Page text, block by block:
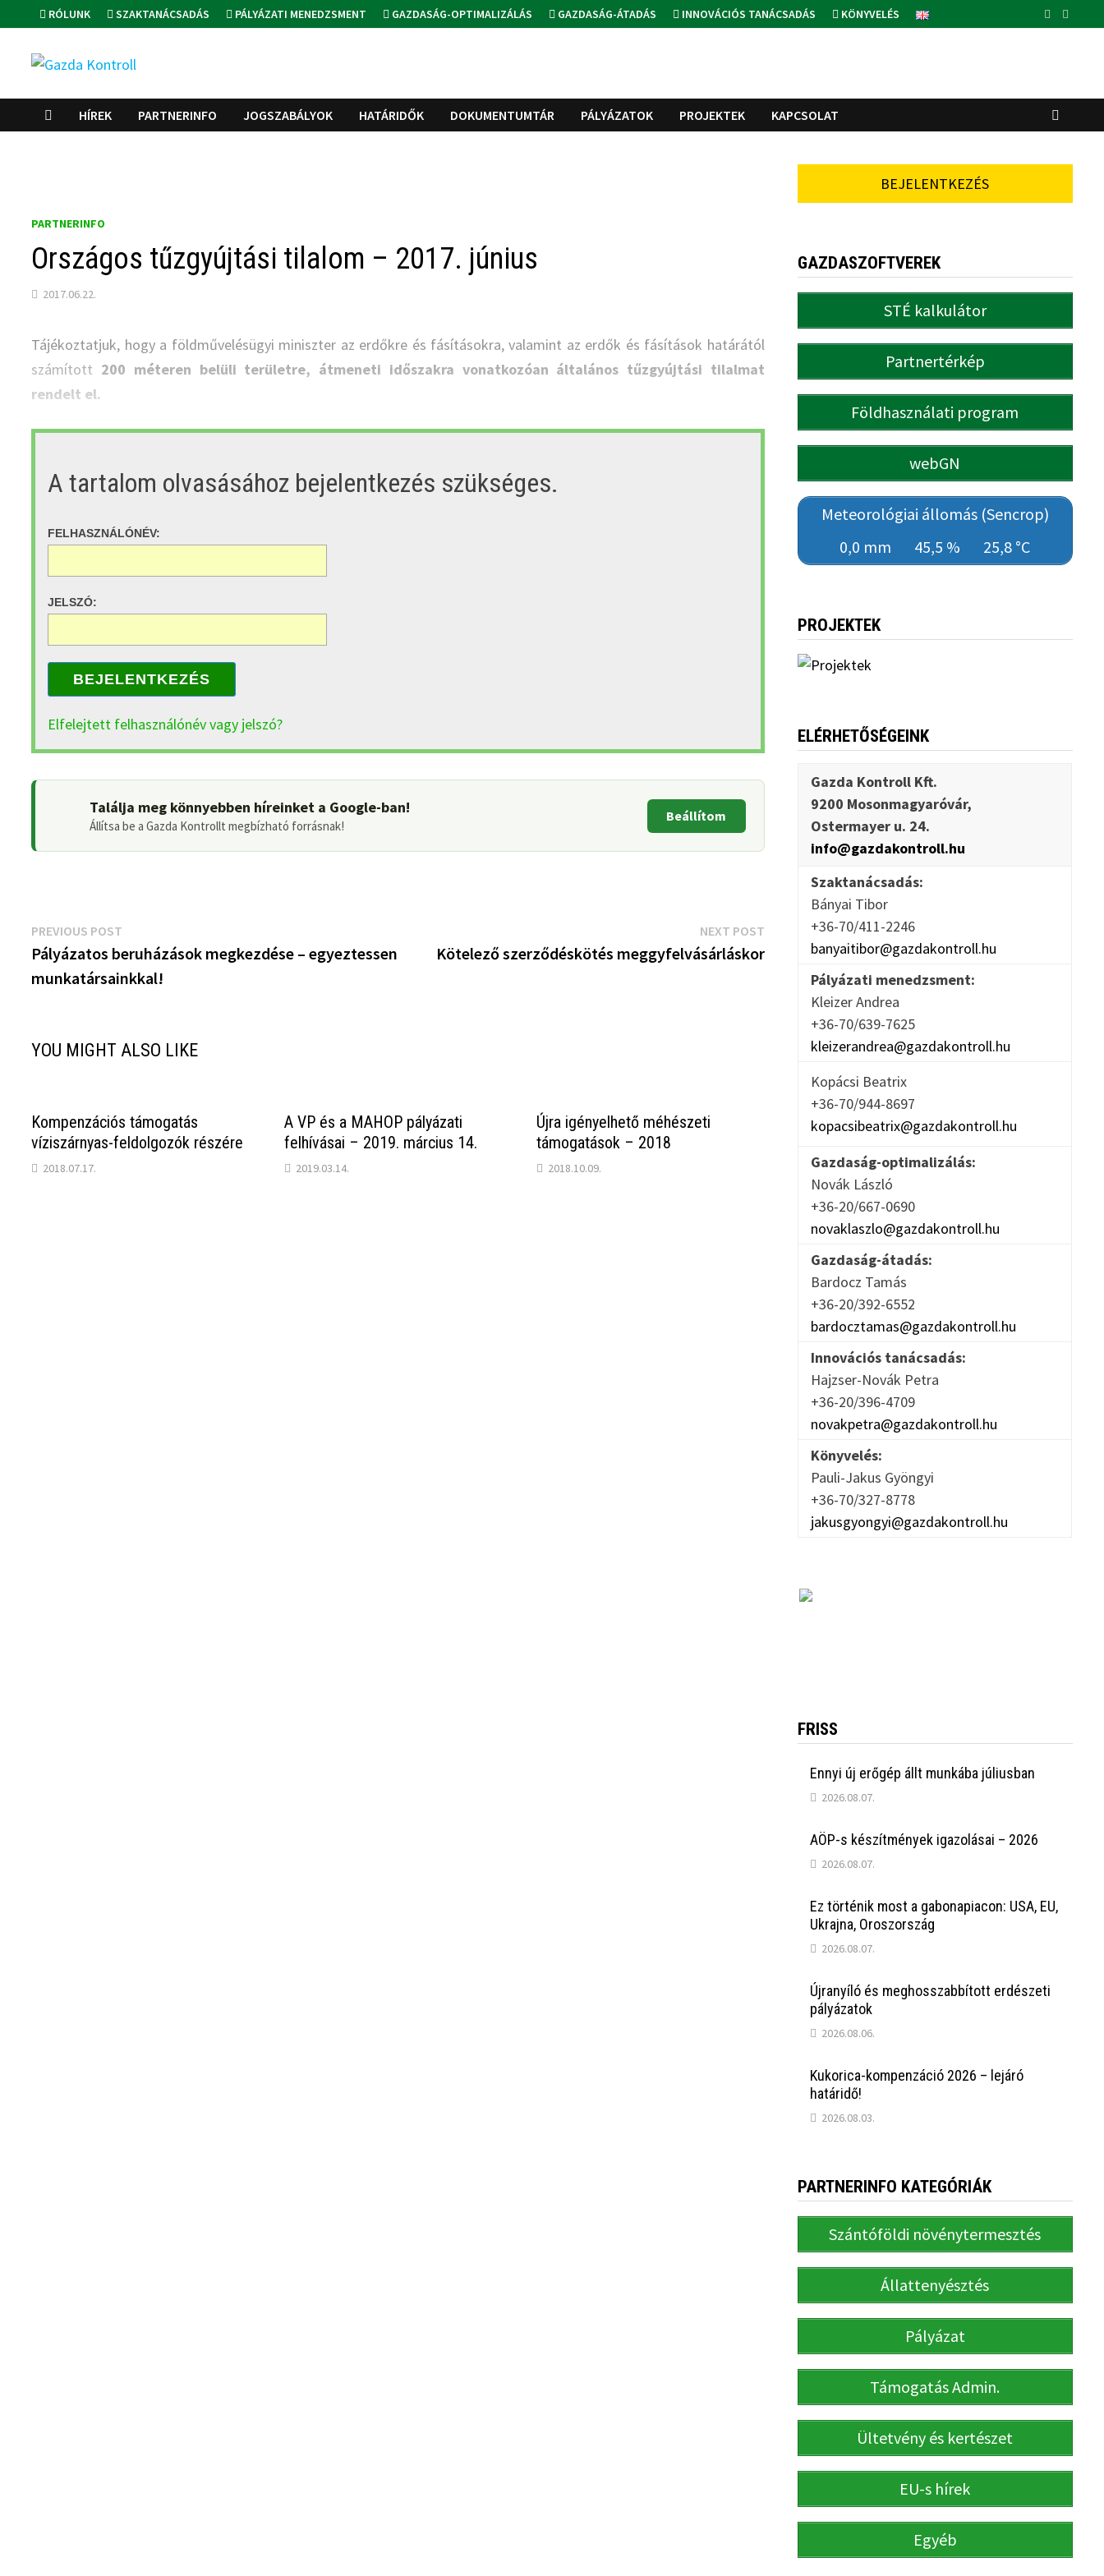
to
content
RÓLUNK SZAKTANÁCSADÁS PÁLYÁZATI MENEDZSMENT GAZDASÁG-OPTIMALIZÁLÁS GAZDASÁG-ÁTADÁS INNOVÁCIÓS TANÁCSADÁS KÖNYVELÉS
HÍREK PARTNERINFO JOGSZABÁLYOK HATÁRIDŐK DOKUMENTUMTÁR PÁLYÁZATOK PROJEKTEK KAPCSOLAT
PARTNERINFO
Országos tűzgyújtási tilalom – 2017. június
2017.06.22.
Tájékoztatjuk, hogy a földművelésügyi miniszter az erdőkre és fásításokra, valamint az erdők és fásítások határától
számított 200 méteren belüli területre, átmeneti időszakra vonatkozóan általános tűzgyújtási tilalmat
rendelt el.
A tartalom olvasásához bejelentkezés szükséges.
FELHASZNÁLÓNÉV:
JELSZÓ:
BEJELENTKEZÉS
Elfelejtett felhasználónév vagy jelszó?
Találja meg könnyebben híreinket a Google-ban!
Állítsa be a Gazda Kontrollt megbízható forrásnak!
Beállítom
Bejegyzés
navigáció
PREVIOUS POST
post:
Pályázatos beruházások megkezdése – egyeztessen
munkatársainkkal!
NEXT POSTNext
post:
Kötelező szerződéskötés meggyfelvásárláskor
YOU MIGHT ALSO LIKE
Kompenzációs támogatás
víziszárnyas-feldolgozók részére
2018.07.17.
A VP és a MAHOP pályázati
felhívásai – 2019. március 14.
2019.03.14.
Újra igényelhető méhészeti
támogatások – 2018
2018.10.09.
BEJELENTKEZÉS
GAZDASZOFTVEREK
STÉ kalkulátor
Partnertérkép
Földhasználati program
webGN
Meteorológiai állomás (Sencrop)
0,0 mm
45,5 % 25,8 °C
PROJEKTEK
ELÉRHETŐSÉGEINK
Gazda Kontroll Kft.
9200 Mosonmagyaróvár,
Ostermayer u. 24.
info@gazdakontroll.hu
Szaktanácsadás:
Bányai Tibor
+36-70/411-2246
banyaitibor@gazdakontroll.hu
Pályázati menedzsment:
Kleizer Andrea
+36-70/639-7625
kleizerandrea@gazdakontroll.hu
Kopácsi Beatrix
+36-70/944-8697
kopacsibeatrix@gazdakontroll.hu
Gazdaság-optimalizálás:
Novák László
+36-20/667-0690
novaklaszlo@gazdakontroll.hu
Gazdaság-átadás:
Bardocz Tamás
+36-20/392-6552
bardocztamas@gazdakontroll.hu
Innovációs tanácsadás:
Hajzser-Novák Petra
+36-20/396-4709
novakpetra@gazdakontroll.hu
Könyvelés:
Pauli-Jakus Gyöngyi
+36-70/327-8778
jakusgyongyi@gazdakontroll.hu
FRISS
Ennyi új erőgép állt munkába júliusban
2026.08.07.
AÖP-s készítmények igazolásai – 2026
2026.08.07.
Ez történik most a gabonapiacon: USA, EU,
Ukrajna, Oroszország
2026.08.07.
Újranyíló és meghosszabbított erdészeti
pályázatok
2026.08.06.
Kukorica-kompenzáció 2026 – lejáró
határidő!
2026.08.03.
PARTNERINFO KATEGÓRIÁK
Szántóföldi növénytermesztés
Állattenyésztés
Pályázat
Támogatás Admin.
Ültetvény és kertészet
EU-s hírek
Egyéb